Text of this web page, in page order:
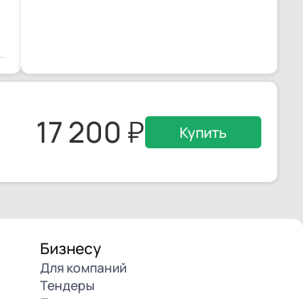
17 200 Купить
Бизнесу
Для компаний
Тендеры